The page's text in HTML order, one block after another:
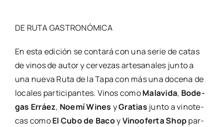
DE RUTA GASTRONÓMICA
En esta edi­ción se con­ta­rá con una serie de catas
de vinos de autor y cer­ve­zas arte­sa­na­les jun­to a
una nue­va Ruta de la Tapa con más una doce­na de
loca­les par­ti­ci­pan­tes. Vinos comoMala­vi­da, Bode­
gas Erráez, Noe­mí Wines yGra­tias jun­to a vino­te­
cas comoEl Cubo de BacoyVinoo­fer­ta Shoppar­